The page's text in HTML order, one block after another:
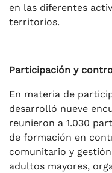
en las diferentes
territorios.
Participación y
En materia de
desarrolló nueve
reunieron a 1.030
de formación en
comunitario y
adultos mayores,